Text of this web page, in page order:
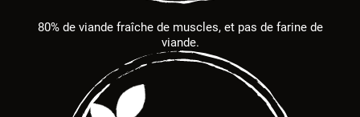
80% de viande fraîche de muscles, et pas de farine de
viande.